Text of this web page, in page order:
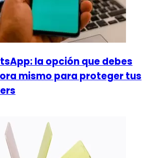
la opción que debes
mismo para proteger tus